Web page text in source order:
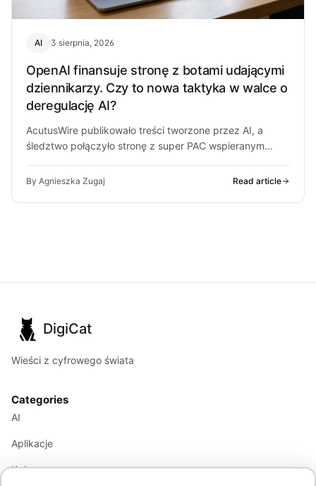
AI 3 sierpnia, 2026
OpenAI finansuje stronę z botami udającymi
dziennikarzy. Czy to nowa taktyka w walce o
deregulację AI?
AcutusWire publikowało treści tworzone przez AI, a
śledztwo połączyło stronę z super PAC wspieranym
By Agnieszka Zugaj Read article
DigiCat
Wieści z cyfrowego świata
Categories
AI
Aplikacje
Kultura